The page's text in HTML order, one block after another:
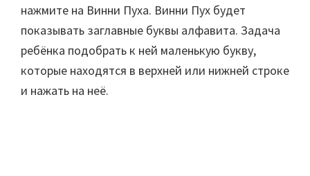
нажмите на Винни Пуха. Винни Пух будет
показывать заглавные буквы алфавита. Задача
ребёнка подобрать к ней маленькую букву,
которые находятся в верхней или нижней строке
и нажать на неё.